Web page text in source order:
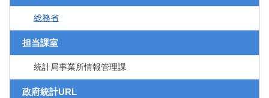
総務省
担当課室
統計局事業所情報管理課
政府統計URL